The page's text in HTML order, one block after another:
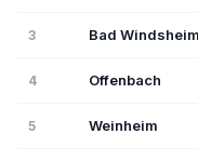
3 Bad Windsheim
4 Offenbach
5 Weinheim